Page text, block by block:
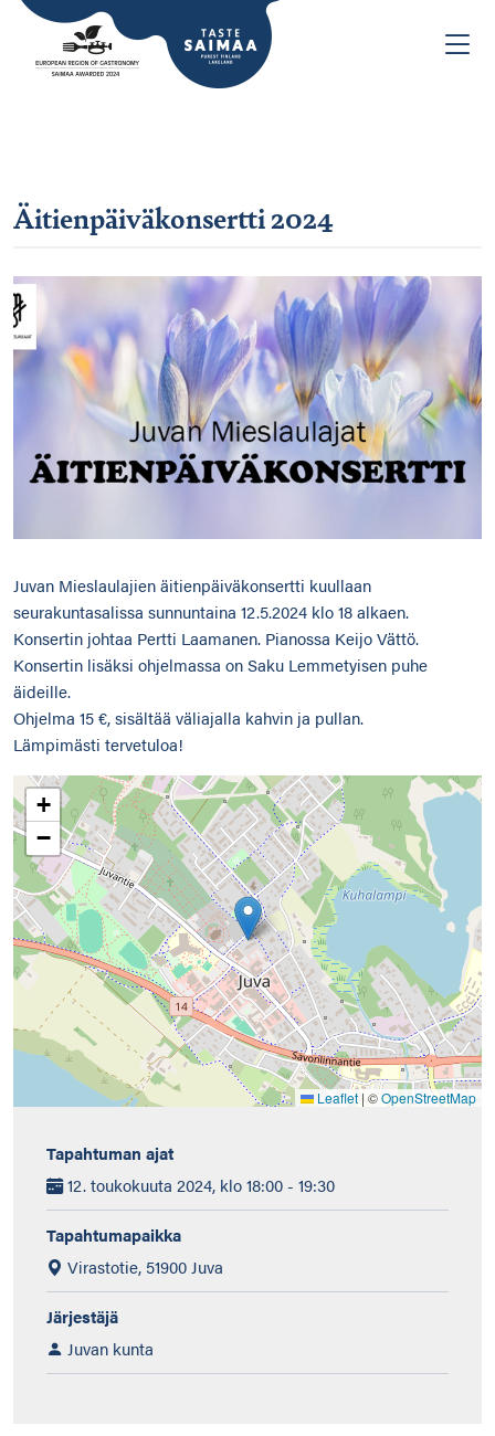
Äitienpäiväkonsertti 2024
Juvan Mieslaulajien äitienpäiväkonsertti kuullaan
seurakuntasalissa sunnuntaina 12.5.2024 klo 18 alkaen.
Konsertin johtaa Pertti Laamanen. Pianossa Keijo Vättö.
Konsertin lisäksi ohjelmassa on Saku Lemmetyisen puhe
äideille.
Ohjelma 15 €, sisältää väliajalla kahvin ja pullan.
Lämpimästi tervetuloa!
+
−
Leaflet | ©OpenStreetMap
Tapahtuman ajat
12. toukokuuta 2024, klo 18:00 - 19:30
Tapahtumapaikka
Virastotie, 51900 Juva
Järjestäjä
Juvan kunta